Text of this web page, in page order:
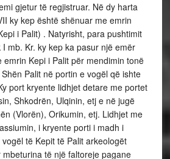
gjetur të regjistruar. Në dy harta
ky kep është shënuar me emrin
i Palit) . Natyrisht, para pushtimit
mb. Kr. ky kep ka pasur një emër
emrin Kepi i Palit për mendimin tonë
Palit në portin e vogël që ishte
port kryente lidhjet detare me portet
Shkodrën, Ulqinin, etj e në jugë
(Vlorën), Orikumin, etj. Lidhjet me
i kryente porti i madh i
të Kepit të Palit arkeologët
të një faltoreje pagane